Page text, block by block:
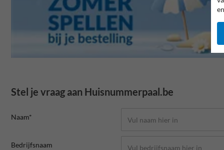
Stel je vraag aan Huisnummerpaal.be
Naam*
Bedrijfsnaam